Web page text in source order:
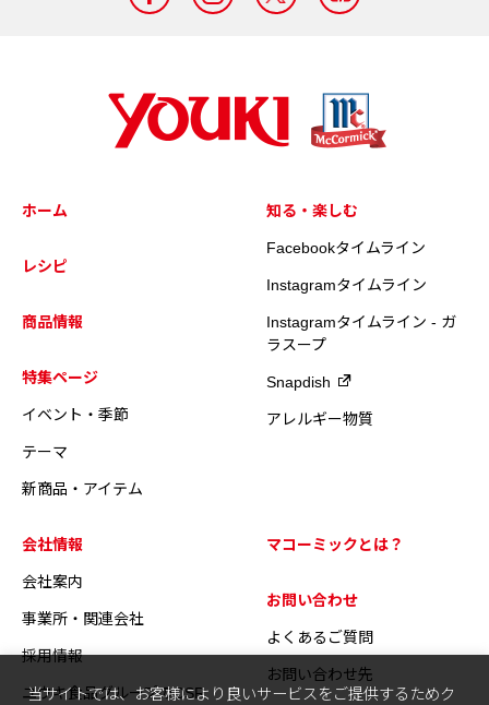
ホーム
レシピ
商品情報
特集ページ
イベント・季節
テーマ
新商品・アイテム
知る・楽しむ
Facebookタイムライン
Instagramタイムライン
Instagramタイムライン - ガ
ラスープ
Snapdish
アレルギー物質
会社情報
会社案内
事業所・関連会社
採用情報
ユウキ食品グループのCSR
マコーミックとは？
お問い合わせ
よくあるご質問
お問い合わせ先
当サイトでは、お客様により良いサービスをご提供するためク